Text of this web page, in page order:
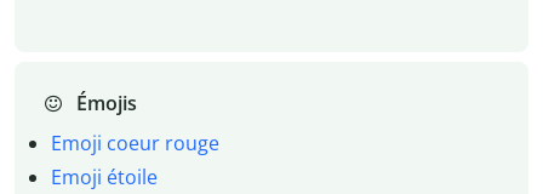
Émojis
Emoji coeur rouge
Emoji étoile